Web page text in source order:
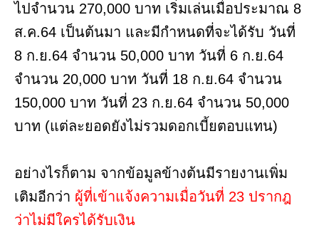
ไปจำนวน 270,000 บาท เริ่มเล่นเมื่อประมาณ 8
ส.ค.64 เป็นต้นมา และมีกำหนดที่จะได้รับ วันที่
8 ก.ย.64 จำนวน 50,000 บาท วันที่ 6 ก.ย.64
จำนวน 20,000 บาท วันที่ 18 ก.ย.64 จำนวน
150,000 บาท วันที่ 23 ก.ย.64 จำนวน 50,000
บาท (แต่ละยอดยังไม่รวมดอกเบี้ยตอบแทน)
อย่างไรก็ตาม จากข้อมูลข้างต้นมีรายงานเพิ่ม
เติมอีกว่า ผู้ที่เข้าแจ้งความเมื่อวันที่ 23 ปรากฎ
ว่าไม่มีใครได้รับเงิน